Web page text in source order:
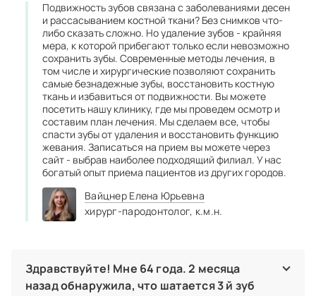
Подвижность зубов связана с заболеваниями десен
и рассасыванием костной ткани? Без снимков что-
либо сказать сложно. Но удаление зубов - крайняя
мера, к которой прибегают только если невозможно
сохранить зубы. Современные методы лечения, в
том числе и хирургические позволяют сохранить
самые безнадежные зубы, восстановить костную
ткань и избавиться от подвижности. Вы можете
посетить нашу клинику, где мы проведем осмотр и
составим план лечения. Мы сделаем все, чтобы
спасти зубы от удаления и восстановить функцию
жевания. Записаться на прием вы можете через
сайт - выбрав наиболее подходящий филиал. У нас
богатый опыт приема пациентов из других городов.
Вайцнер Елена Юрьевна
хирург‑пародонтолог, к.м.н.
Здравствуйте! Мне 64 года. 2 месяца
назад обнаружила, что шатается 3 й зуб